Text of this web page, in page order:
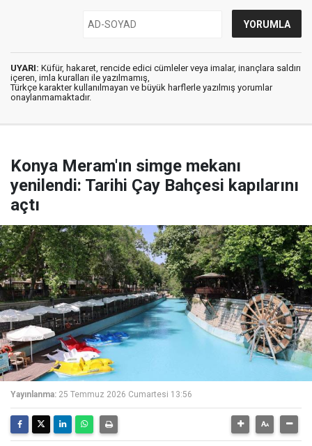
UYARI: Küfür, hakaret, rencide edici cümleler veya imalar, inançlara saldırı
içeren, imla kuralları ile yazılmamış,
Türkçe karakter kullanılmayan ve büyük harflerle yazılmış yorumlar
onaylanmamaktadır.
Konya Meram'ın simge mekanı
yenilendi: Tarihi Çay Bahçesi kapılarını
açtı
Yayınlanma: 25 Temmuz 2026 Cumartesi 13:56